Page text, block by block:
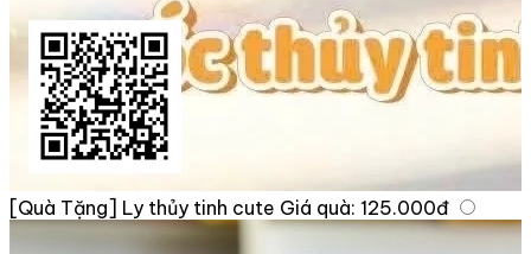
[Quà Tặng] Ly thủy tinh cute Giá quà: 125.000đ